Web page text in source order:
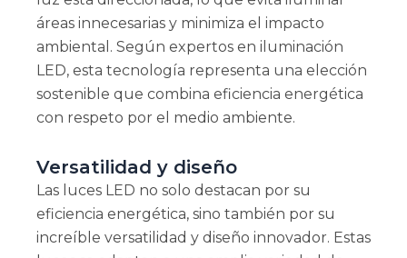
áreas innecesarias y minimiza el impacto
ambiental. Según expertos en iluminación
LED, esta tecnología representa una elección
sostenible que combina eficiencia energética
con respeto por el medio ambiente.
Versatilidad y diseño
Las luces LED no solo destacan por su
eficiencia energética, sino también por su
increíble versatilidad y diseño innovador. Estas